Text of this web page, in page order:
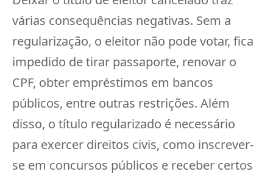
várias consequências negativas. Sem a
regularização, o eleitor não pode votar, fica
impedido de tirar passaporte, renovar o
CPF, obter empréstimos em bancos
públicos, entre outras restrições. Além
disso, o título regularizado é necessário
para exercer direitos civis, como inscrever-
se em concursos públicos e receber certos